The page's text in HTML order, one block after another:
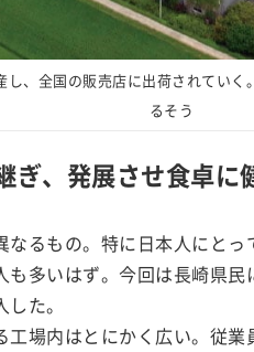
、全国の販売店に出荷されてい
るそう
ぎ、発展させ食卓に
るもの。特に日本人にとっ
多いはず。今回は長崎県民
た。
工場内はとにかく広い。従